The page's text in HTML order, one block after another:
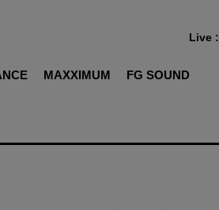
MAXXIMUM FG SOUND
Live :